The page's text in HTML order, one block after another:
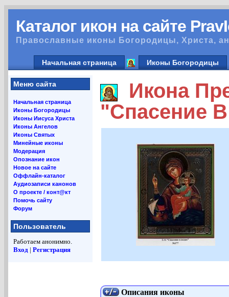
Каталог икон на сайте
Православные иконы Богородицы, Христа,
Начальная страница Иконы Богородицы
Меню сайта
Начальная страница
Иконы Богородицы
Иконы Иисуса Христа
Иконы Ангелов
Иконы Святых
Минейные иконы
Модерация
Опознание икон
Новое на сайте
Оффлайн-каталог
Аудиозаписи канонов
О проекте / конт@кт
Помочь сайту
Форум
Пользователь
Работаем анонимно.
Вход | Регистрация
Икона
"Спасение
Описания иконы